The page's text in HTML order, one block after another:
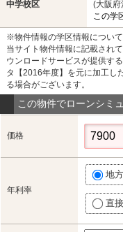
中学校区
(大阪府
この学
※物件情報の学区情報について
当サイト物件情報に記載され
ウンロードサービスが提供す
タ【2016年度】を元に加工し
る場合がございます。
この物件でローンシミ
価格
年利率
地
直